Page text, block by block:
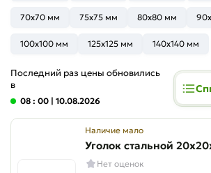
70x70 мм 75x75 мм 80x80 мм
100x100 мм 125x125 мм 140x140 мм
Последний раз цены обновились
в
08 : 00 | 10.08.2026
Наличие мало
Уголок стальной
Нет оценок